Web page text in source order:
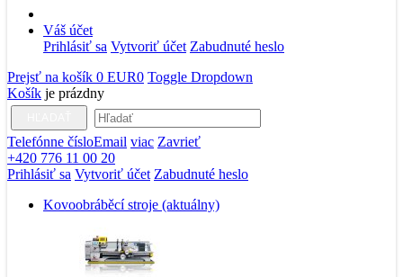
Váš účet
Prihlásiť sa Vytvoriť účet Zabudnuté heslo
Prejsť na košík 0 EUR0 Toggle Dropdown
Košík je prázdny
Telefónne čísloEmail viac Zavrieť
+420 776 11 00 20
Prihlásiť sa Vytvoriť účet Zabudnuté heslo
Kovoobráběcí stroje (aktuálny)